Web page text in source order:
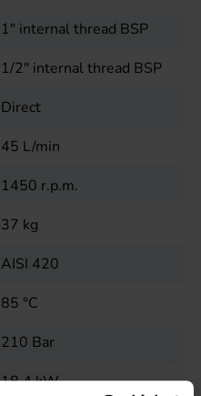
1" internal thread BSP
1/2" internal thread BSP
Direct
45 L/min
1450 r.p.m.
37 kg
AISI 420
85 °C
210 Bar
18,4kW